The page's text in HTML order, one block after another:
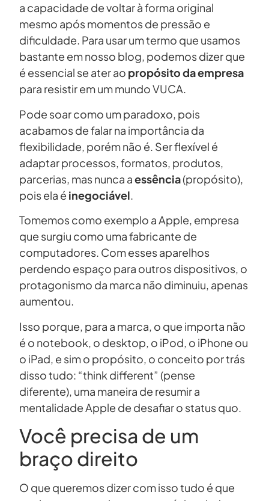
a capacidade de voltar à forma original
mesmo após momentos de pressão e
dificuldade. Para usar um termo que usamos
bastante em nosso blog, podemos dizer que
é essencial se ater ao propósito da empresa
para resistir em um mundo VUCA.
Pode soar como um paradoxo, pois
acabamos de falar na importância da
flexibilidade, porém não é. Ser flexível é
adaptar processos, formatos, produtos,
parcerias, mas nunca aessência(propósito),
pois ela é inegociável.
Tomemos como exemplo a Apple, empresa
que surgiu como uma fabricante de
computadores. Com esses aparelhos
perdendo espaço para outros dispositivos, o
protagonismo da marca não diminuiu, apenas
aumentou.
Isso porque, para a marca, o que importa não
é o notebook, o desktop, o iPod, o iPhone ou
o iPad, e sim o propósito, o conceito por trás
disso tudo: “think different” (pense
diferente), uma maneira de resumir a
mentalidade Apple de desafiar o status quo.
Você precisa de um
braço direito
O que queremos dizer com isso tudo é que